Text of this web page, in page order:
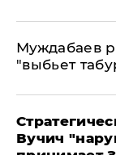
Муждабаев
"выбьет
Вучич